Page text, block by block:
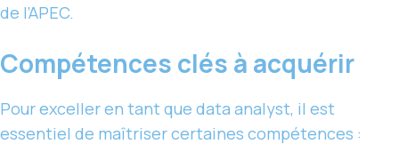
de l’APEC.
Compétences clés à acquérir
Pour exceller en tant que data analyst, il est
essentiel de maîtriser certaines compétences :